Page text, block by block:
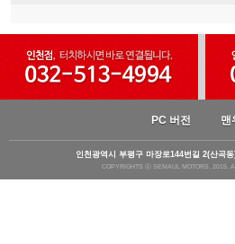
PC 버전 맨
인천광역시 부평구 마장로144번길 2(산곡
COPYRIGHTS ⓒ SEMAUL MOTORS. 2015.